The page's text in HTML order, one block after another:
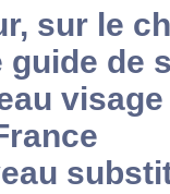
sur le
guide de